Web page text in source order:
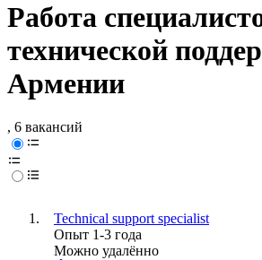
Работа
технической
Армении
, 6 вакансий
Technical support specialist
Опыт 1-3 года
Можно удалённо